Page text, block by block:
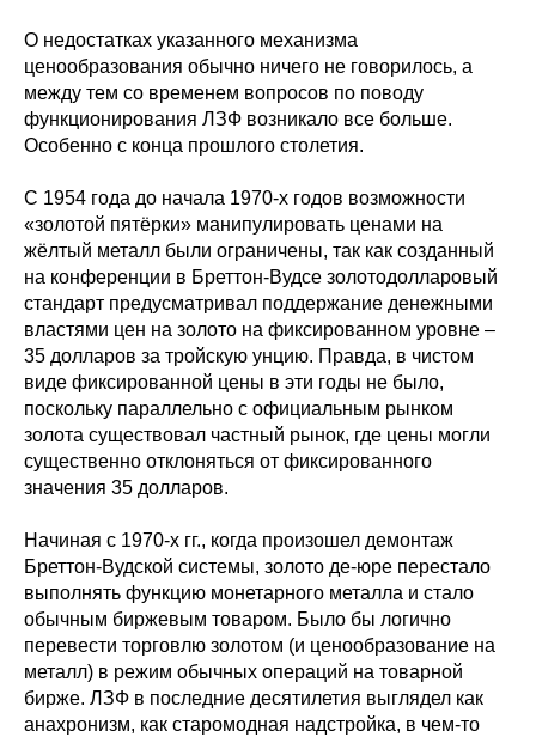
О недостатках указанного механизма
ценообразования обычно ничего не говорилось, а
между тем со временем вопросов по поводу
функционирования ЛЗФ возникало все больше.
Особенно с конца прошлого столетия.
С 1954 года до начала 1970-х годов возможности
«золотой пятёрки» манипулировать ценами на
жёлтый металл были ограничены, так как созданный
на конференции в Бреттон-Вудсе золотодолларовый
стандарт предусматривал поддержание денежными
властями цен на золото на фиксированном уровне –
35 долларов за тройскую унцию. Правда, в чистом
виде фиксированной цены в эти годы не было,
поскольку параллельно с официальным рынком
золота существовал частный рынок, где цены могли
существенно отклоняться от фиксированного
значения 35 долларов.
Начиная с 1970-х гг., когда произошел демонтаж
Бреттон-Вудской системы, золото де-юре перестало
выполнять функцию монетарного металла и стало
обычным биржевым товаром. Было бы логично
перевести торговлю золотом (и ценообразование на
металл) в режим обычных операций на товарной
бирже. ЛЗФ в последние десятилетия выглядел как
анахронизм, как старомодная надстройка, в чем-то